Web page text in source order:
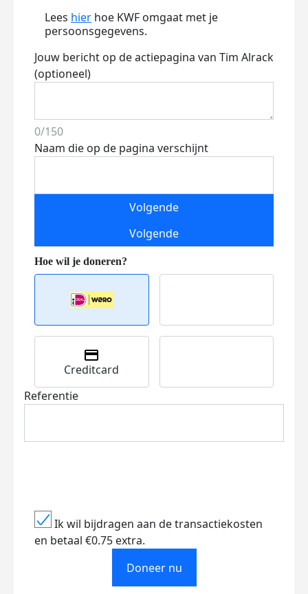
Lees hier hoe KWF omgaat met je
persoonsgegevens.
Jouw bericht op de actiepagina van Tim Alrack
(optioneel)
0/150
Naam die op de pagina verschijnt
Volgende
Volgende
Creditcard
Referentie
Ik wil bijdragen aan de transactiekosten
en betaal €0.75 extra.
Doneer nu